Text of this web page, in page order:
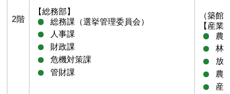
2階
【総務部】
総務課（選挙管理委員会）
人事課
財政課
危機対策課
管財課
（築館
【産業
農
林
放
農
産